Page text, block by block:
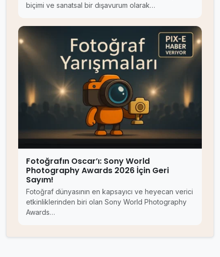
biçimi ve sanatsal bir dışavurum olarak…
Fotoğrafın Oscar’ı: Sony World
Photography Awards 2026 İçin Geri
Sayım!
Fotoğraf dünyasının en kapsayıcı ve heyecan verici
etkinliklerinden biri olan Sony World Photography
Awards…